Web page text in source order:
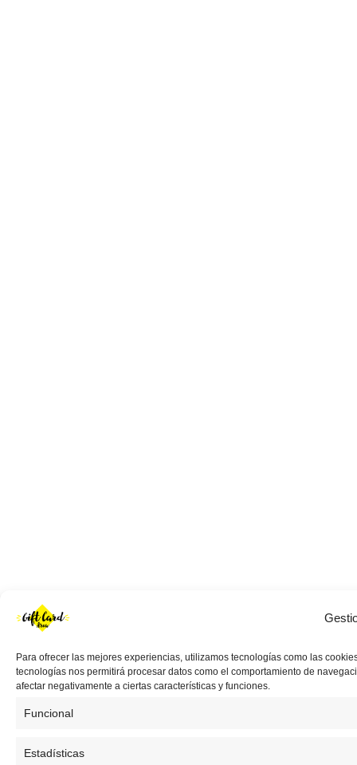
Para ofrecer las mejores experiencias, utilizamos tecnologías como las
tecnologías nos permitirá procesar datos como el comportamiento de
afectar negativamente a ciertas características y funciones.
Funcional
Estadísticas